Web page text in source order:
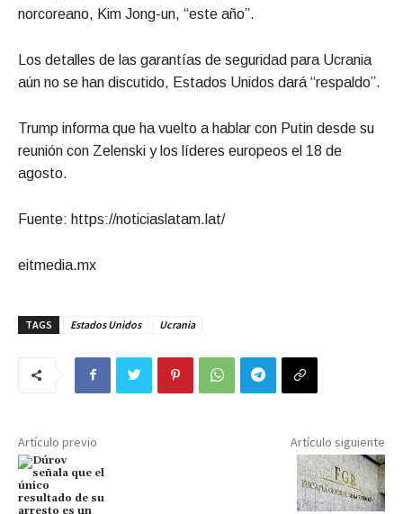
norcoreano, Kim Jong-un, “este año”.
Los detalles de las garantías de seguridad para Ucrania
aún no se han discutido, Estados Unidos dará “respaldo”.
Trump informa que ha vuelto a hablar con Putin desde su
reunión con Zelenski y los líderes europeos el 18 de
agosto.
Fuente: https://noticiaslatam.lat/
eitmedia.mx
TAGS Estados Unidos Ucrania
Artículo previo Artículo siguiente